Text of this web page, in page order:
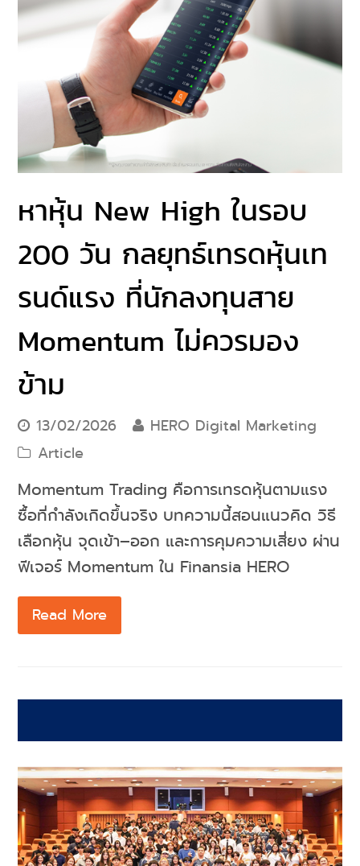
หาหุ้น New High ในรอบ
200 วัน กลยุทธ์เทรดหุ้นเท
รนด์แรง ที่นักลงทุนสาย
Momentum ไม่ควรมอง
ข้าม
13/02/2026
HERO Digital Marketing
Article
Momentum Trading คือการเทรดหุ้นตามแรง
ซื้อที่กำลังเกิดขึ้นจริง บทความนี้สอนแนวคิด วิธี
เลือกหุ้น จุดเข้า–ออก และการคุมความเสี่ยง ผ่าน
ฟีเจอร์ Momentum ใน Finansia HERO
Read More